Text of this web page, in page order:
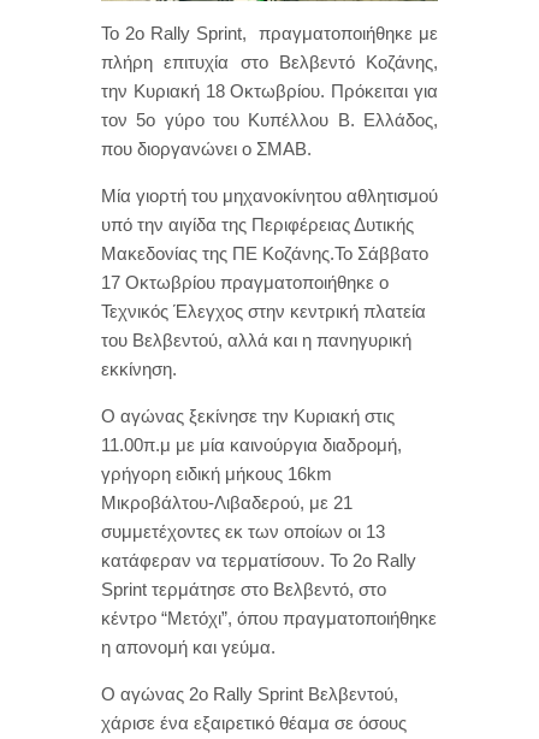
Το 2ο Rally Sprint, πραγματοποιήθηκε με
πλήρη επιτυχία στο Βελβεντό Κοζάνης,
την Κυριακή 18 Οκτωβρίου. Πρόκειται για
τον 5ο γύρο του Κυπέλλου Β. Ελλάδος,
που διοργανώνει ο ΣΜΑΒ.
Μία γιορτή του μηχανοκίνητου αθλητισμού
υπό την αιγίδα της Περιφέρειας Δυτικής
Μακεδονίας της ΠΕ Κοζάνης.Το Σάββατο
17 Οκτωβρίου πραγματοποιήθηκε ο
Τεχνικός Έλεγχος στην κεντρική πλατεία
του Βελβεντού, αλλά και η πανηγυρική
εκκίνηση.
Ο αγώνας ξεκίνησε την Κυριακή στις
11.00π.μ με μία καινούργια διαδρομή,
γρήγορη ειδική μήκους 16km
Μικροβάλτου-Λιβαδερού, με 21
συμμετέχοντες εκ των οποίων οι 13
κατάφεραν να τερματίσουν. Το 2ο Rally
Sprint τερμάτησε στο Βελβεντό, στο
κέντρο “Μετόχι”, όπου πραγματοποιήθηκε
η απονομή και γεύμα.
Ο αγώνας 2o Rally Sprint Βελβεντού,
χάρισε ένα εξαιρετικό θέαμα σε όσους